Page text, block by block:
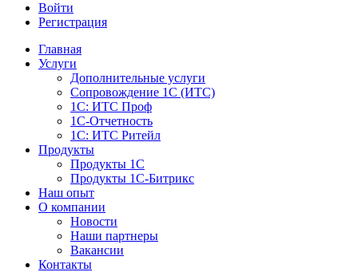
Войти
Регистрация
Главная
Услуги
Дополнительные услуги
Сопровождение 1С (ИТС)
1С: ИТС Проф
1С-Отчетность
1С: ИТС Ритейл
Продукты
Продукты 1С
Продукты 1С-Битрикс
Наш опыт
О компании
Новости
Наши партнеры
Вакансии
Контакты